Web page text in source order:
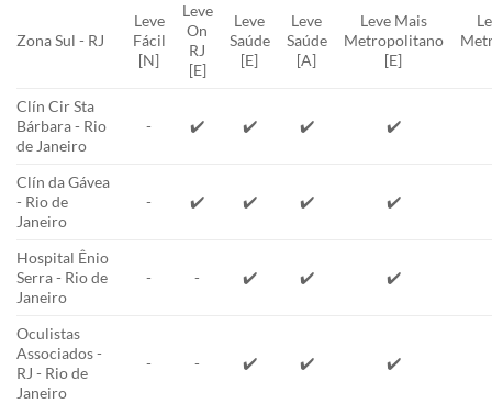
Zona Sul - RJ
Leve
Fácil
[N]
Leve
On
RJ
[E]
Leve
Saúde
[E]
Leve
Saúde
[A]
Leve Mais
Metropolitano
[E]
Clín Cir Sta
Bárbara - Rio
de Janeiro
- ✔️ ✔️ ✔️ ✔️
Clín da Gávea
- Rio de
Janeiro
- ✔️ ✔️ ✔️ ✔️
Hospital Ênio
Serra - Rio de
Janeiro
- - ✔️ ✔️ ✔️
Oculistas
Associados -
RJ - Rio de
Janeiro
- - ✔️ ✔️ ✔️